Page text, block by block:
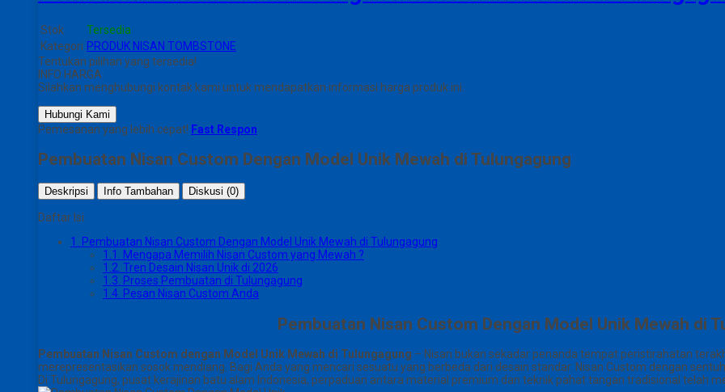
Stok
Tersedia
Kategori PRODUK NISAN TOMBSTONE
Tentukan pilihan yang tersedia!
INFO HARGA
Silahkan menghubungi kontak kami untuk mendapatkan informasi harga produk ini.
Hubungi Kami
Pemesanan yang lebih cepat! Fast Respon
Pembuatan Nisan Custom Dengan Model Unik Mewah di Tulungagung
Deskripsi Info Tambahan Diskusi (0)
Daftar Isi
1. Pembuatan Nisan Custom Dengan Model Unik Mewah di Tulungagung
1.1. Mengapa Memilih Nisan Custom yang Mewah ?
1.2. Tren Desain Nisan Unik di 2026
1.3. Proses Pembuatan di Tulungagung
1.4. Pesan Nisan Custom Anda
Pembuatan Nisan Custom Dengan Model Unik Mewah di
Pembuatan Nisan Custom dengan Model Unik Mewah di Tulungagung – Nisan bukan sekadar penanda tempat peristirahatan
merepresentasikan sosok mendiang. Bagi Anda yang mencari sesuatu yang berbeda dari desain standar. Nisan Custom dengan
Di Tulungagung, pusat kerajinan batu alam Indonesia, perpaduan antara material premium dan teknik pahat tangan tradisional telah